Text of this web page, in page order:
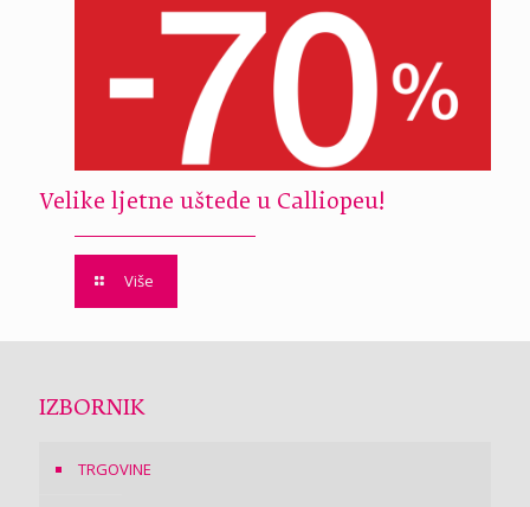
Velike ljetne uštede u Calliopeu!
Više
IZBORNIK
TRGOVINE